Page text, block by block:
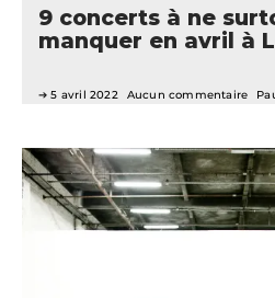
9 concerts à ne
manquer en avril à
5 avril 2022 Aucun commentaire